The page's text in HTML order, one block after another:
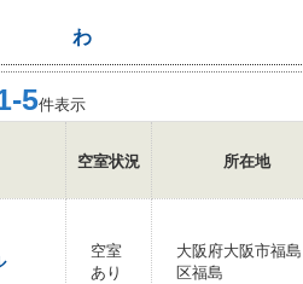
わ
5件表示
空室状況 所在地
空室
あり
大阪府大阪市福島
区福島